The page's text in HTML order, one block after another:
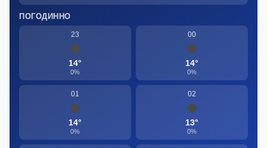
ПОГОДИННО
23
14°
0%
00
14°
0%
01
14°
0%
02
13°
0%